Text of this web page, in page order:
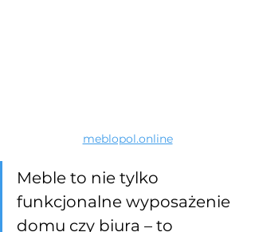
meblopol.online
Meble to nie tylko
funkcjonalne wyposażenie
domu czy biura – to